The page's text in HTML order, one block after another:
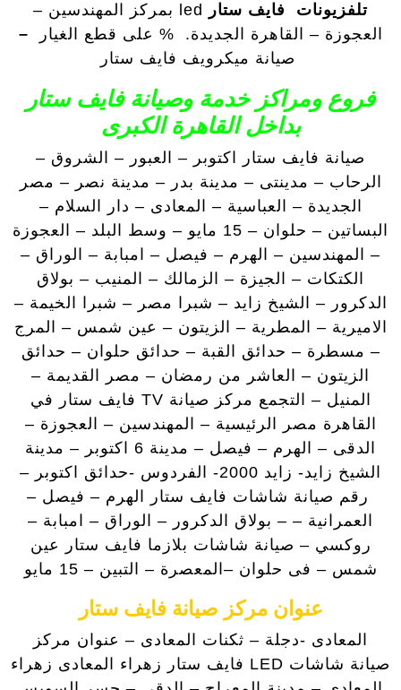
تلفزيونات فايف ستار
led بمركز المهندسين –
العجوزة – القاهرة الجديدة. % على قطع الغيار
–
صيانة ميكرويف فايف ستار
فروع ومراكز خدمة وصيانة فايف ستار
بداخل القاهرة الكبرى
صيانة فايف ستار اكتوبر – العبور – الشروق –
الرحاب – مدينتى – مدينة بدر – مدينة نصر – مصر
الجديدة – العباسية – المعادى – دار السلام –
البساتين – حلوان – 15 مايو – وسط البلد – العجوزة
– المهندسين – الهرم – فيصل – امبابة – الوراق –
الكتكات – الجيزة – الزمالك – المنيب – بولاق
الدكرور – الشيخ زايد – شبرا مصر – شبرا الخيمة –
الاميرية – المطرية – الزيتون – عين شمس – المرج
– مسطرة – حدائق القبة – حدائق حلوان – حدائق
الزيتون – العاشر من رمضان – مصر القديمة –
المنيل – التجمع مركز صيانة TV فايف ستار في
القاهرة مصر الرئيسية – المهندسين – العجوزة –
الدقى – الهرم – فيصل – مدينة 6 اكتوبر – مدينة
الشيخ زايد- زايد 2000- الفردوس -حدائق اكتوبر –
رقم صيانة شاشات فايف ستار الهرم – فيصل –
العمرانية – – بولاق الدكرور – الوراق – امبابة –
روكسي – صيانة شاشات بلازما فايف ستار عين
شمس – فى حلوان –المعصرة – التبين – 15 مايو
عنوان مركز صيانة فايف ستار
المعادى -دجلة – ثكنات المعادى – عنوان مركز
صيانة شاشات LED فايف ستار زهراء المعادى زهراء